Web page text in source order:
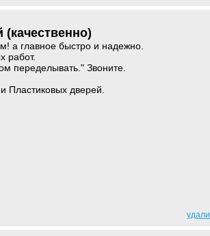
а главное быстро и надежно.
работ.
переделывать." Звоните.
Пластиковых дверей.